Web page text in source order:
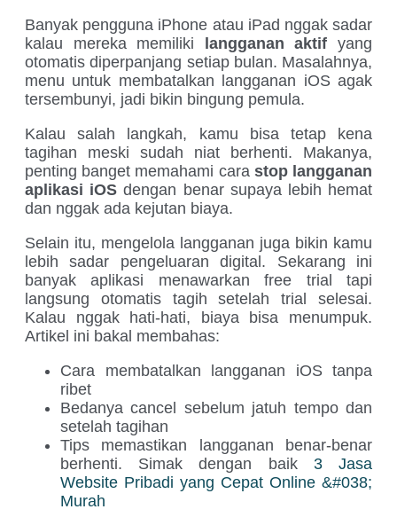
Banyak pengguna iPhone atau iPad nggak sadar
kalau mereka memiliki langganan aktif yang
otomatis diperpanjang setiap bulan. Masalahnya,
menu untuk membatalkan langganan iOS agak
tersembunyi, jadi bikin bingung pemula.
Kalau salah langkah, kamu bisa tetap kena
tagihan meski sudah niat berhenti. Makanya,
penting banget memahami cara stop langganan
aplikasi iOS dengan benar supaya lebih hemat
dan nggak ada kejutan biaya.
Selain itu, mengelola langganan juga bikin kamu
lebih sadar pengeluaran digital. Sekarang ini
banyak aplikasi menawarkan free trial tapi
langsung otomatis tagih setelah trial selesai.
Kalau nggak hati-hati, biaya bisa menumpuk.
Artikel ini bakal membahas:
Cara membatalkan langganan iOS tanpa
ribet
Bedanya cancel sebelum jatuh tempo dan
setelah tagihan
Tips memastikan langganan benar-benar
berhenti. Simak dengan baik 3 Jasa
Website Pribadi yang Cepat Online &#038;
Murah